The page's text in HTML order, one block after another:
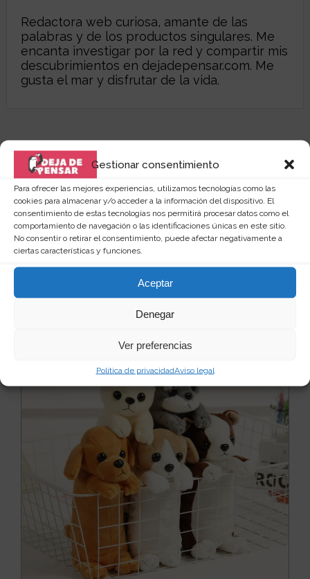
Gestionar consentimiento
Para ofrecer las mejores experiencias, utilizamos tecnologías como las
cookies para almacenar y/o acceder a la información del dispositivo. El
consentimiento de estas tecnologías nos permitirá procesar datos como el
comportamiento de navegación o las identificaciones únicas en este sitio.
No consentir o retirar el consentimiento, puede afectar negativamente a
ciertas características y funciones.
Aceptar
Denegar
Ver preferencias
Política de privacidadAviso legal
Redactora web curiosa, amante de las
palabras y de los productos singulares. Me
encanta investigar por la red y compartir mis
descubrimientos en dejadepensar.com. Me
gusta el mar y disfrutar de la vida.